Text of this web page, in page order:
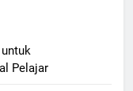
Pelajar